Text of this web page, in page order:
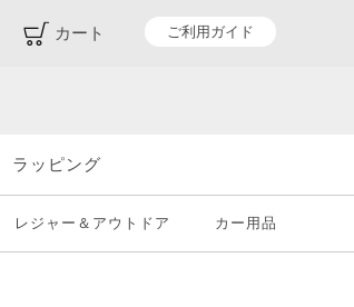
カート ご利用ガイド
ラッピング
レジャー＆アウトドア カー用品